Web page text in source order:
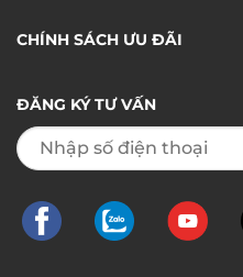
CHÍNH SÁCH ƯU ĐÃI
ĐĂNG KÝ TƯ VẤN